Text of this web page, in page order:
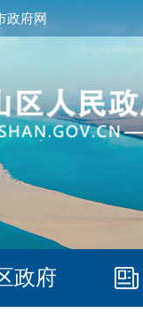
政府网
政府